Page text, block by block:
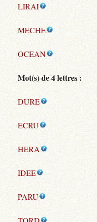
LIRAI
MECHE
OCEAN
Mot(s) de 4 lettres :
DURE
ECRU
HERA
IDEE
PARU